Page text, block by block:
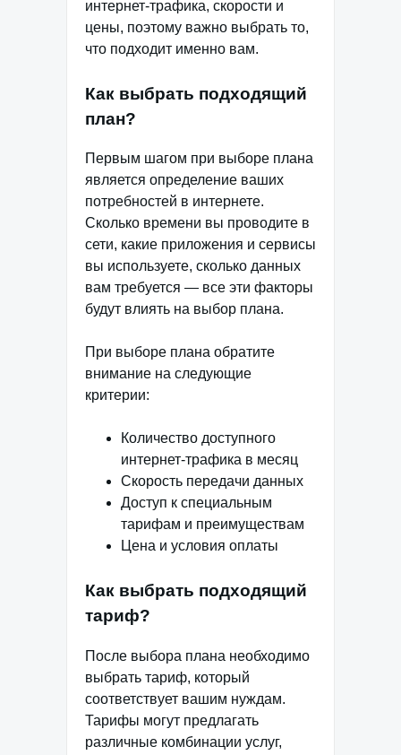
интернет-трафика, скорости и
цены, поэтому важно выбрать то,
что подходит именно вам.
Как выбрать подходящий
план?
Первым шагом при выборе плана
является определение ваших
потребностей в интернете.
Сколько времени вы проводите в
сети, какие приложения и сервисы
вы используете, сколько данных
вам требуется — все эти факторы
будут влиять на выбор плана.
При выборе плана обратите
внимание на следующие
критерии:
Количество доступного
интернет-трафика в месяц
Скорость передачи данных
Доступ к специальным
тарифам и преимуществам
Цена и условия оплаты
Как выбрать подходящий
тариф?
После выбора плана необходимо
выбрать тариф, который
соответствует вашим нуждам.
Тарифы могут предлагать
различные комбинации услуг,